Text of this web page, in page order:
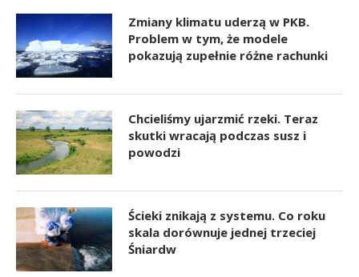
Zmiany klimatu uderzą w PKB.
Problem w tym, że modele
pokazują zupełnie różne rachunki
Chcieliśmy ujarzmić rzeki. Teraz
skutki wracają podczas susz i
powodzi
Ścieki znikają z systemu. Co roku
skala dorównuje jednej trzeciej
Śniardw